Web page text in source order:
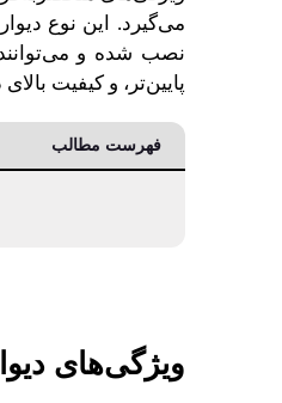
می‌گیرد. این نوع
نصب شده و
پایین‌تر، و کیفیت
فهرست مطالب
ویژگی‌های